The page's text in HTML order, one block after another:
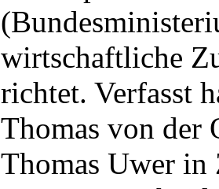
wirtschaftliche
richtet. Verfasst
Thomas von der
Thomas Uwer in